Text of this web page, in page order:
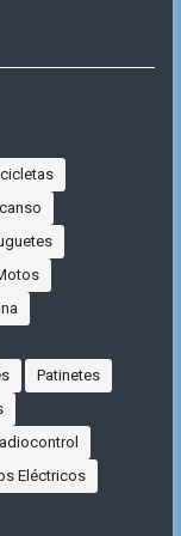
Patinetes
Eléctricos